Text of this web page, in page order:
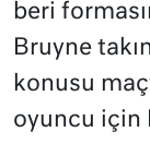
beri
Bruyne
konusu
oyuncu için